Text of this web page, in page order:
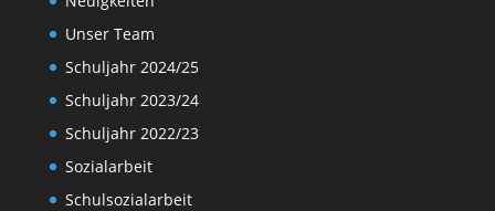
Unser Team
Schuljahr 2024/25
Schuljahr 2023/24
Schuljahr 2022/23
Sozialarbeit
Schulsozialarbeit